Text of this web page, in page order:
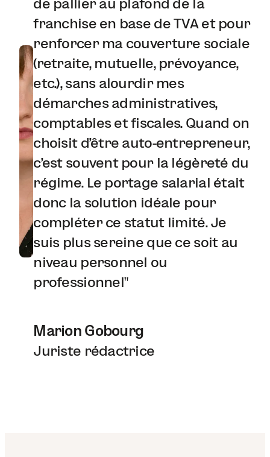
de pallier au plafond de la
franchise en base de TVA et pour
renforcer ma couverture sociale
(retraite, mutuelle, prévoyance,
etc.), sans alourdir mes
démarches administratives,
comptables et fiscales. Quand on
choisit d'être auto-entrepreneur,
c'est souvent pour la légèreté du
régime. Le portage salarial était
donc la solution idéale pour
compléter ce statut limité. Je
suis plus sereine que ce soit au
niveau personnel ou
professionnel"
Marion Gobourg
Juriste rédactrice